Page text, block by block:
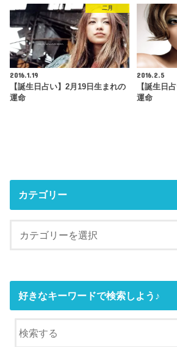
二月
2016.1.19
【誕生日占い】2月19日生まれの
運命
2016.2.5
【誕生日
運命
カテゴリー
好きなキーワードで検索しよう♪